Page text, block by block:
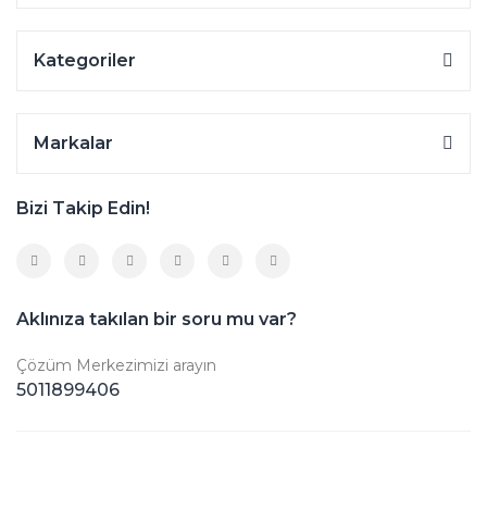
Kategoriler
Markalar
Bizi Takip Edin!
Aklınıza takılan bir soru mu var?
Çözüm Merkezimizi arayın
5011899406